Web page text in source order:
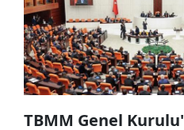
TBMM Genel